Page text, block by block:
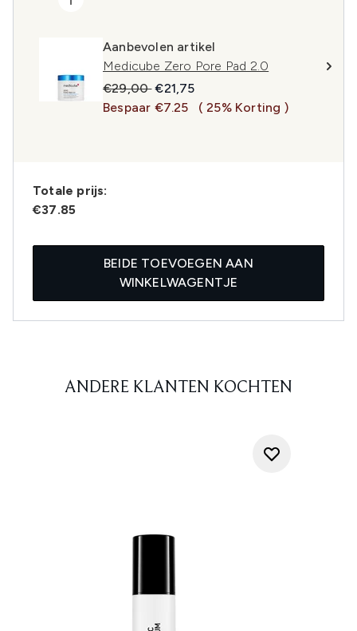
Aanbevolen artikel
Medicube Zero Pore Pad 2.0
Recommended Retail Price:
€29,00Huidige prijs:
€21,75
Bespaar €7.25
( 25% Korting )
Totale prijs:
€37.85
BEIDE TOEVOEGEN AAN
WINKELWAGENTJE
ANDERE KLANTEN KOCHTEN